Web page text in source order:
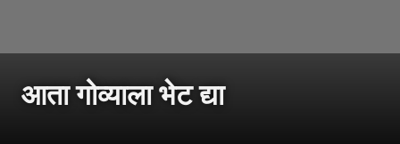
आता गोव्याला भेट द्या